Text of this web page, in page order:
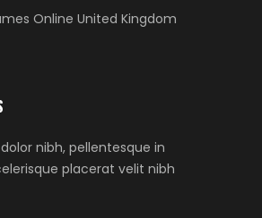
Online United Kingdom
nibh, pellentesque in
placerat velit nibh